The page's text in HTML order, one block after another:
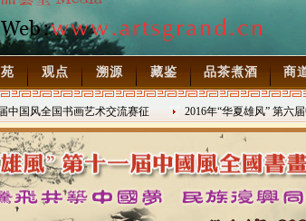
观点 溯源 藏鉴 品茶煮酒 商
国风全国书画艺术交流赛征
2016年“华夏雄风” 第六届
2016/8/27